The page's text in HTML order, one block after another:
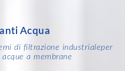
Acqua
di filtrazione industrialeper
a membrane